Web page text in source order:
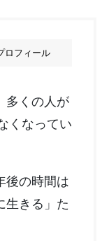
ロフィール
多くの人が
くなってい
後の時間は
生きる」た